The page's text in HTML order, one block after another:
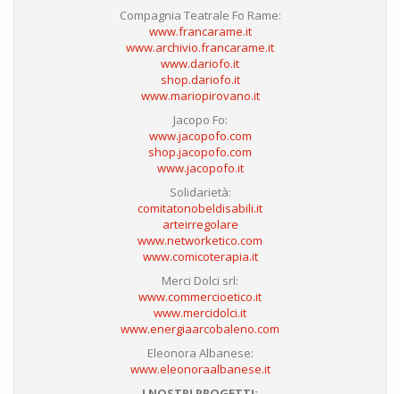
Compagnia Teatrale Fo Rame:
www.francarame.it
www.archivio.francarame.it
www.dariofo.it
shop.dariofo.it
www.mariopirovano.it
Jacopo Fo:
www.jacopofo.com
shop.jacopofo.com
www.jacopofo.it
Solidarietà:
comitatonobeldisabili.it
arteirregolare
www.networketico.com
www.comicoterapia.it
Merci Dolci srl:
www.commercioetico.it
www.mercidolci.it
www.energiaarcobaleno.com
Eleonora Albanese:
www.eleonoraalbanese.it